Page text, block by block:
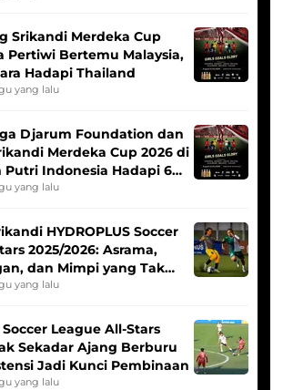
Srikandi Merdeka Cup
Pertiwi Bertemu Malaysia,
Hadapi Thailand
yang lalu
Djarum Foundation dan
Merdeka Cup 2026 di
Putri Indonesia Hadapi 6
yang lalu
HYDROPLUS Soccer
2025/2026: Asrama,
dan Mimpi yang Tak
yang lalu
Soccer League All-Stars
Sekadar Ajang Berburu
Jadi Kunci Pembinaan
yang lalu